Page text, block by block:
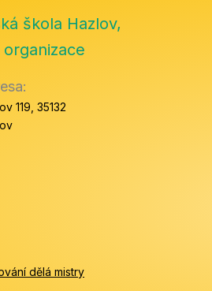
škola Hazlov,
119, 35132
dělá mistry